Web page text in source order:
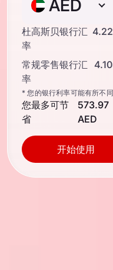
AED
杜高斯贝银行汇
率
常规零售银行汇
率
* 您的银行利率可能有所不同
您最多可节
省
573.97
AED
开始使用